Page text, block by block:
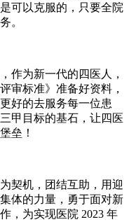
可以克服的，只要全院
。
作为新一代的四医人，
审标准》准备好资料，
好的去服务每一位患
甲目标的基石，让四医
垒！
契机，团结互助，用迎
体的力量，勇于面对新
，为实现医院 2023 年